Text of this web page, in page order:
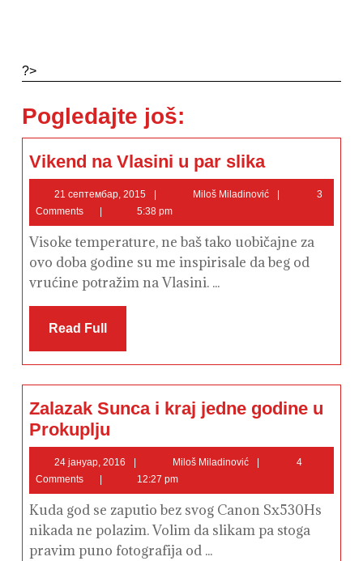
?>
Pogledajte još:
Vikend na Vlasini u par slikana
Vlasini
u
par
21 септембар, 2015
септембар,
Miloš Miladinović
3
Comments
5:38 pm
Visoke temperature, ne baš tako uobičajne za
ovo doba godine su me inspirisale da beg od
vrućine potražim na Vlasini. ...
Read Full Read
Zalazak Sunca i kraj jedne godine u
Prokuplju
i
kraj
godine
u
Prokuplju
24 јануар, 2016
јануар,
Miloš Miladinović
4
Comments
12:27 pm
Kuda god se zaputio bez svog Canon Sx530Hs
nikada ne polazim. Volim da slikam pa stoga
pravim puno fotografija od ...